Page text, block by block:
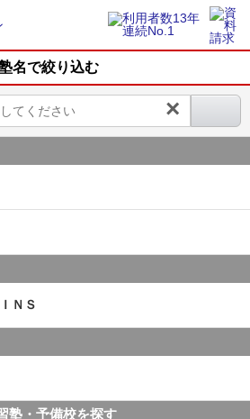
名で絞り込む
×
ＮＳ
塾・予備校を探す